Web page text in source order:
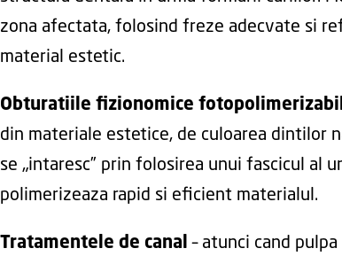
zona afectata, folosind freze adecvate si
material estetic.
Obturatiile fizionomice
din materiale estetice, de culoarea dintilor
se „intaresc” prin folosirea unui fascicul al
polimerizeaza rapid si eficient materialul.
Tratamentele de canal – atunci cand